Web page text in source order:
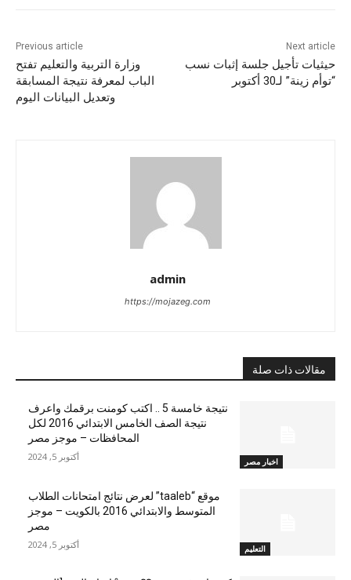
Previous article
وزارة التربية والتعليم تفتح
الباب لمعرفة نتيجة المسابقة
وتعديل البيانات اليوم
Next article
حيثيات تأجيل جلسة إثبات نسب
“توأم زينة” لـ30 أكتوبر
admin
https://mojazeg.com
مقالات ذات صلة
اخبار مصر
نتيجة خامسة 5 .. اكتب كومنت برقمك واعرف
نتيجة الصف الخامس الابتدائي 2016 لكل
المحافظات – موجز مصر
أكتوبر 5, 2024
التعليم
موقع “taaleb” لعرض نتائج امتحانات الطلاب
المتوسط والابتدائي 2016 بالكويت – موجز
مصر
أكتوبر 5, 2024